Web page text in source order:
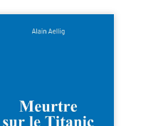
le naufrage n’avait pas
de l’Atlantique.
décennies plus tard, la